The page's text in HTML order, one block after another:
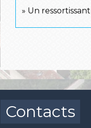
Un
Contacts